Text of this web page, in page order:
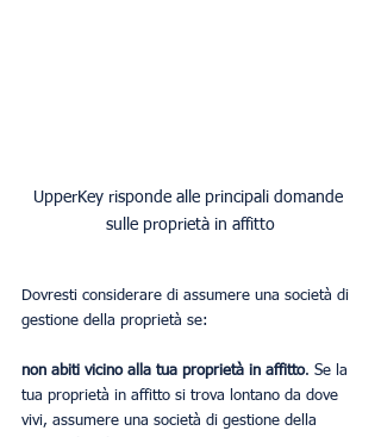
UpperKey risponde alle principali domande
sulle proprietà in affitto
Dovresti considerare di assumere una società di
gestione della proprietà se:
non abiti vicino alla tua proprietà in affitto. Se la
tua proprietà in affitto si trova lontano da dove
vivi, assumere una società di gestione della